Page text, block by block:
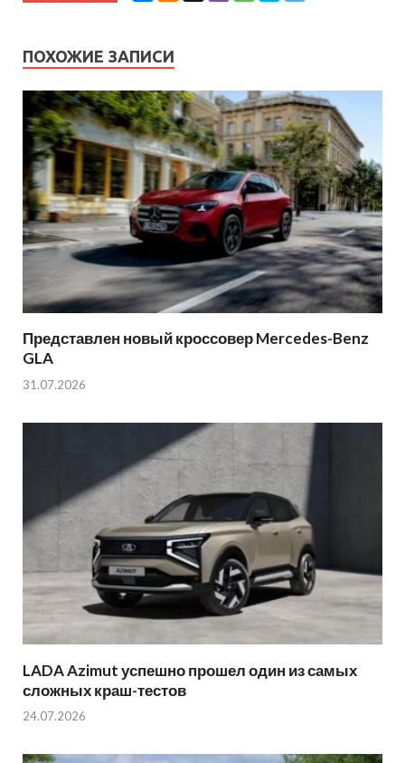
ПОХОЖИЕ ЗАПИСИ
Представлен новый кроссовер Mercedes-Benz
GLA
31.07.2026
LADA Azimut успешно прошел один из самых
сложных краш-тестов
24.07.2026